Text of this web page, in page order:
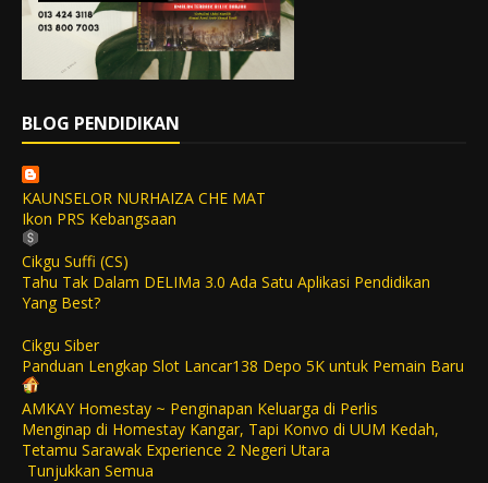
BLOG PENDIDIKAN
KAUNSELOR NURHAIZA CHE MAT
Ikon PRS Kebangsaan
Cikgu Suffi (CS)
Tahu Tak Dalam DELIMa 3.0 Ada Satu Aplikasi Pendidikan
Yang Best?
Cikgu Siber
Panduan Lengkap Slot Lancar138 Depo 5K untuk Pemain Baru
AMKAY Homestay ~ Penginapan Keluarga di Perlis
Menginap di Homestay Kangar, Tapi Konvo di UUM Kedah,
Tetamu Sarawak Experience 2 Negeri Utara
Tunjukkan Semua